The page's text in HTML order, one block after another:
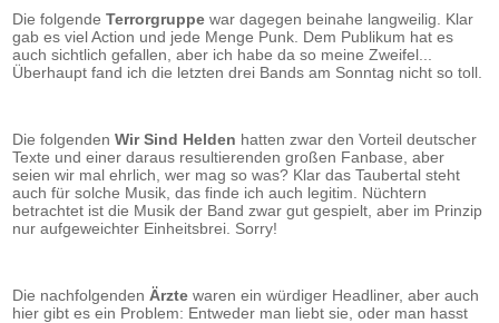
Die folgendeTerrorgruppe war dagegen beinahe langweilig. Klar
gab es viel Action und jede Menge Punk. Dem Publikum hat es
auch sichtlich gefallen, aber ich habe da so meine Zweifel...
Überhaupt fand ich die letzten drei Bands am Sonntag nicht so toll.
Die folgendenWir Sind Helden hatten zwar den Vorteil deutscher
Texte und einer daraus resultierenden großen Fanbase, aber
seien wir mal ehrlich, wer mag so was? Klar das Taubertal steht
auch für solche Musik, das finde ich auch legitim. Nüchtern
betrachtet ist die Musik der Band zwar gut gespielt, aber im Prinzip
nur aufgeweichter Einheitsbrei. Sorry!
Die nachfolgendenÄrzte waren ein würdiger Headliner, aber auch
hier gibt es ein Problem: Entweder man liebt sie, oder man hasst